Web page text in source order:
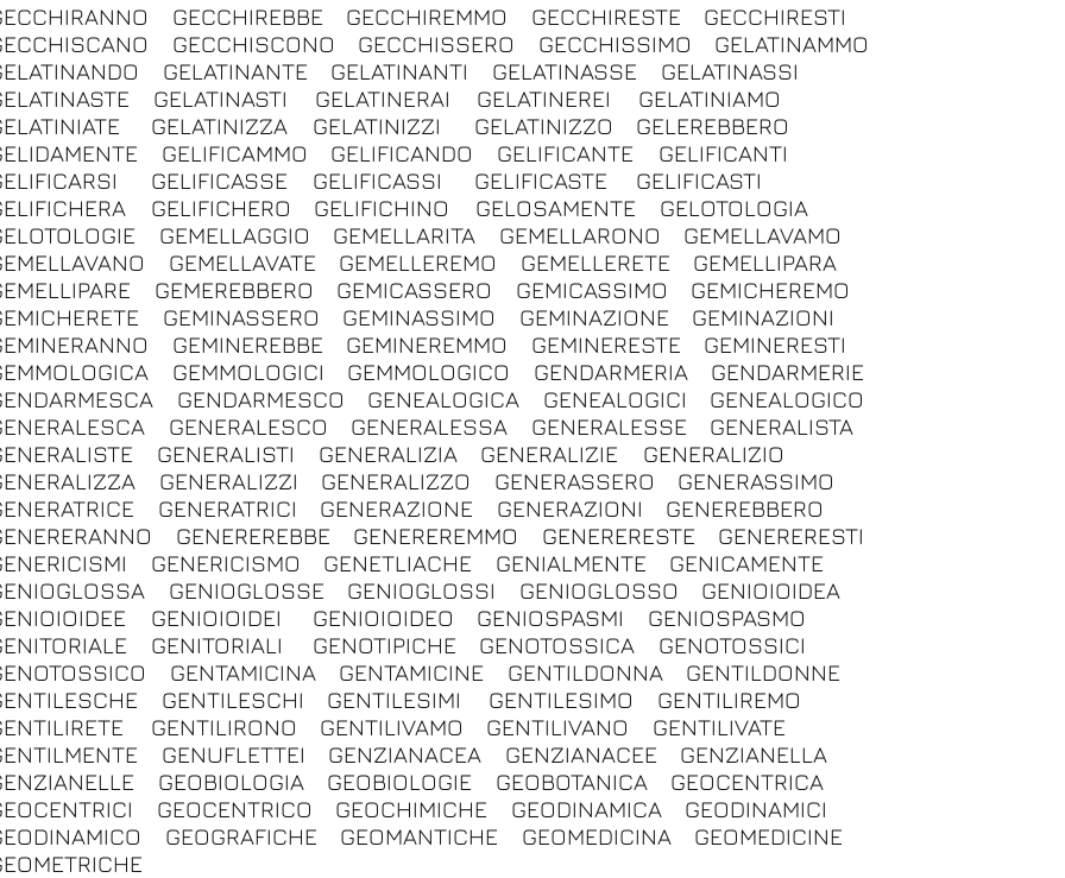
GECCHIREBBE GECCHIREMMO GECCHIRESTE
GECCHIRESTI
GECCHISCONO GECCHISSERO GECCHISSIMO
GELATINAMMO
GELATINANTE GELATINANTI GELATINASSE
GELATINASSI
GELATINASTI GELATINERAI GELATINEREI
GELATINIAMO
GELATINIZZA GELATINIZZI GELATINIZZO
GELEREBBERO
GELIFICAMMO GELIFICANDO GELIFICANTE
GELIFICANTI
GELIFICASSE GELIFICASSI GELIFICASTE
GELIFICASTI
GELIFICHERO GELIFICHINO GELOSAMENTE
GELOTOLOGIA
GEMELLAGGIO GEMELLARITA GEMELLARONO
GEMELLAVAMO
GEMELLAVATE GEMELLEREMO GEMELLERETE
GEMELLIPARA
GEMEREBBERO GEMICASSERO GEMICASSIMO
GEMICHEREMO
GEMINASSERO GEMINASSIMO GEMINAZIONE
GEMINAZIONI
GEMINEREBBE GEMINEREMMO GEMINERESTE
GEMINERESTI
GEMMOLOGICI GEMMOLOGICO GENDARMERIA
GENDARMERIE
GENDARMESCO GENEALOGICA GENEALOGICI
GENEALOGICO
GENERALESCO GENERALESSA GENERALESSE
GENERALISTA
GENERALISTI GENERALIZIA GENERALIZIE
GENERALIZIO
GENERALIZZI GENERALIZZO GENERASSERO
GENERASSIMO
GENERATRICI GENERAZIONE GENERAZIONI
GENEREBBERO
GENEREREBBE GENEREREMMO GENERERESTE
GENERERESTI
GENERICISMO GENETLIACHE GENIALMENTE
GENICAMENTE
GENIOGLOSSE GENIOGLOSSI GENIOGLOSSO
GENIOIOIDEA
GENIOIOIDEI GENIOIOIDEO GENIOSPASMI
GENIOSPASMO
GENITORIALI GENOTIPICHE GENOTOSSICA
GENOTOSSICI
GENTAMICINA GENTAMICINE GENTILDONNA
GENTILDONNE
GENTILESCHI GENTILESIMI GENTILESIMO
GENTILIREMO
GENTILIRONO GENTILIVAMO GENTILIVANO
GENTILIVATE
GENUFLETTEI GENZIANACEA GENZIANACEE
GENZIANELLA
GEOBIOLOGIA GEOBIOLOGIE GEOBOTANICA
GEOCENTRICA
GEOCENTRICO GEOCHIMICHE GEODINAMICA
GEODINAMICI
GEOGRAFICHE GEOMANTICHE GEOMEDICINA
GEOMEDICINE